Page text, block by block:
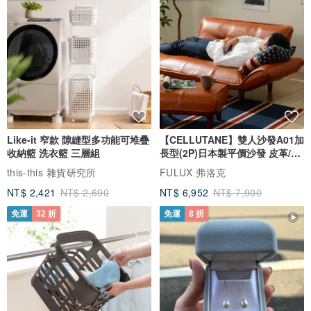
Like-it 窄款 隙縫型多功能可堆疊
收納籃 洗衣籃 三層組
this-this 雜貨研究所
NT$ 2,421 NT$ 2,690
【CELLUTANE】雙人沙發A01加
長型(2P)日本製平價沙發 皮革/燈
芯絨
FULUX 弗洛克
NT$ 6,952 NT$ 7,900
免運 32 折 免運 8 折